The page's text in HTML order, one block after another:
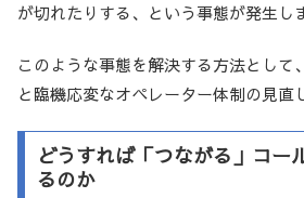
が切れたりする、という事態が発生し
このような事態を解決する方法として
と臨機応変なオペレーター体制の見直
どうすれば「つながる」コー
るのか